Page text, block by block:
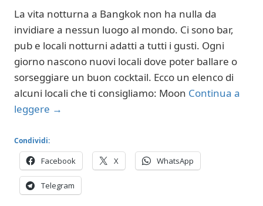
La vita notturna a Bangkok non ha nulla da
invidiare a nessun luogo al mondo. Ci sono bar,
pub e locali notturni adatti a tutti i gusti. Ogni
giorno nascono nuovi locali dove poter ballare o
sorseggiare un buon cocktail. Ecco un elenco di
alcuni locali che ti consigliamo: Moon Continua a
leggere →
Condividi:
Facebook X WhatsApp
Telegram